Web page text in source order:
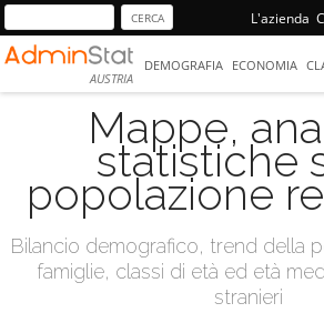
L'azienda
AUSTRIA
DEMOGRAFIA ECONOMIA
Mappe,
statistiche
popolazione
Bilancio demografico, trend della
famiglie, classi di età ed età
stranieri